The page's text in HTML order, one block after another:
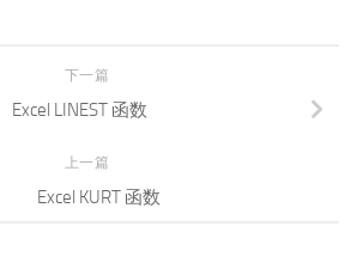
下一篇
Excel LINEST 函数
上一篇
Excel KURT 函数